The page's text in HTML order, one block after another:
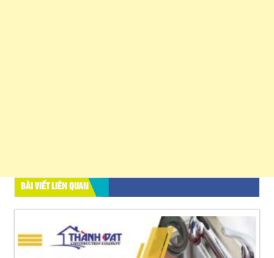
BÀI VIẾT LIÊN QUAN